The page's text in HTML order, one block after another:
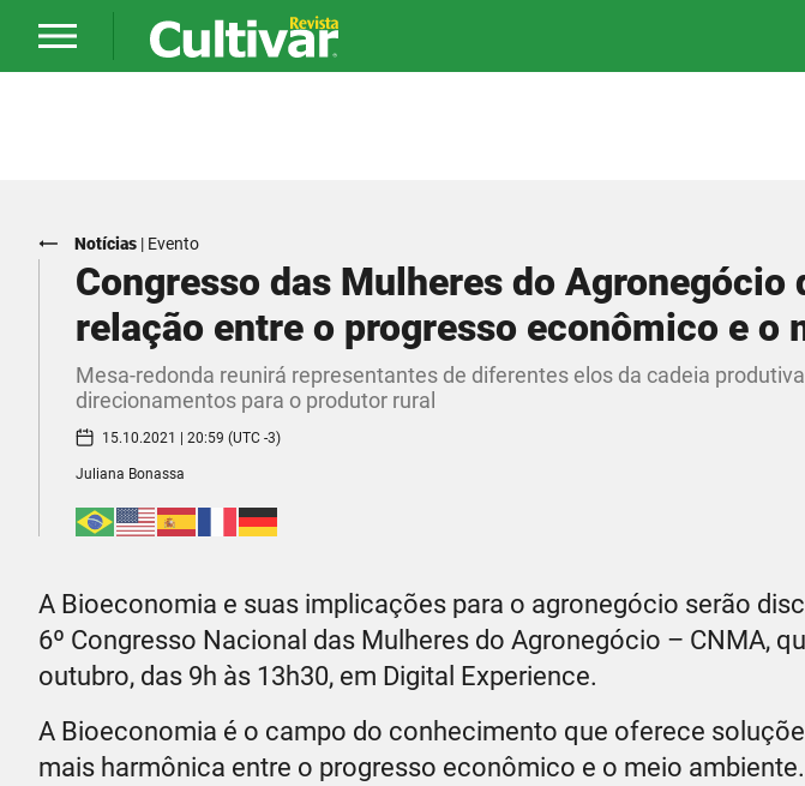
Notícias | Evento
Congresso das Mulheres do Agronegócio
relação entre o progresso econômico e o
Mesa-redonda reunirá representantes de diferentes elos da cadeia
direcionamentos para o produtor rural
15.10.2021 | 20:59 (UTC -3)
Juliana Bonassa
A Bioeconomia e suas implicações para o agronegócio serão
6º Congresso Nacional das Mulheres do Agronegócio – CNMA,
outubro, das 9h às 13h30, em Digital Experience.
A Bioeconomia é o campo do conhecimento que oferece
mais harmônica entre o progresso econômico e o meio